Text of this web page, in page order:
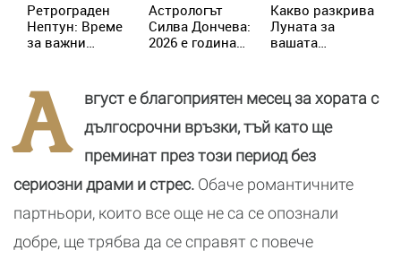
Ретрограден
Нептун: Време
за важни
Астрологът
Силва Дончева:
2026 е година
отключват
новата
реалност
Kакво разкрива
Луната за
вашата
А
вгуст е благоприятен месец за хората с
дългосрочни връзки, тъй като ще
преминат през този период без
сериозни драми и стрес. Обаче романтичните
партньори, които все още не са се опознали
добре, ще трябва да се справят с повече